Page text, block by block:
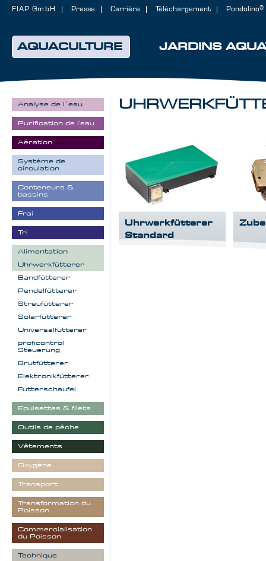
AQUACULTURE JARDINS
FIAP GmbH Presse Carrière Téléchargement Pondolino®
Uhrwerkfütterer
Standard
Analyse de l´eau
Purification de l'eau
Aération
Système de
circulation
Conteneurs &
bassins
Frai
Tri
Alimentation
Uhrwerkfütterer
Bandfütterer
Pendelfütterer
Streufütterer
Solarfütterer
Universalfütterer
proficontrol
Steuerung
Brutfütterer
Elektronikfütterer
Futterschaufel
Epuisettes & filets
Outils de pêche
Vêtements
Oxygène
Transport
Transformation du
Poisson
Commercialisation
du Poisson
Technique